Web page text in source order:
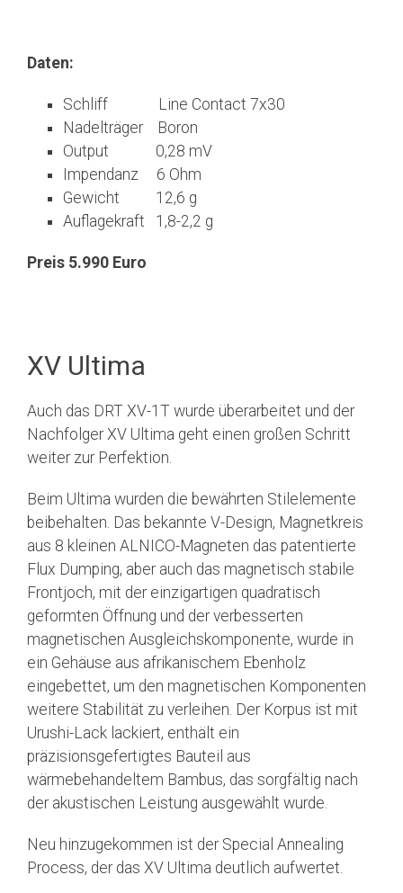
Daten:
Schliff Line Contact 7x30
Nadelträger Boron
Output 0,28 mV
Impendanz 6 Ohm
Gewicht 12,6 g
Auflagekraft 1,8-2,2 g
Preis 5.990 Euro
XV Ultima
Auch das DRT XV-1T wurde überarbeitet und der
Nachfolger XV Ultima geht einen großen Schritt
weiter zur Perfektion.
Beim Ultima wurden die bewährten Stilelemente
beibehalten. Das bekannte V-Design, Magnetkreis
aus 8 kleinen ALNICO-Magneten das patentierte
Flux Dumping, aber auch das magnetisch stabile
Frontjoch, mit der einzigartigen quadratisch
geformten Öffnung und der verbesserten
magnetischen Ausgleichskomponente, wurde in
ein Gehäuse aus afrikanischem Ebenholz
eingebettet, um den magnetischen Komponenten
weitere Stabilität zu verleihen. Der Korpus ist mit
Urushi-Lack lackiert, enthält ein
präzisionsgefertigtes Bauteil aus
wärmebehandeltem Bambus, das sorgfältig nach
der akustischen Leistung ausgewählt wurde.
Neu hinzugekommen ist der Special Annealing
Process, der das XV Ultima deutlich aufwertet.